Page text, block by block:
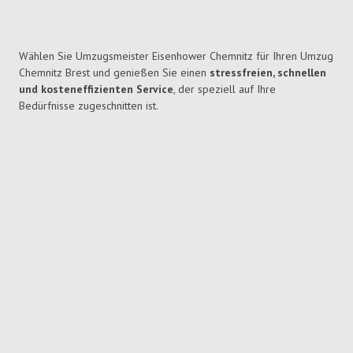
Wählen Sie Umzugsmeister Eisenhower Chemnitz für Ihren Umzug
Chemnitz Brest und genießen Sie einen stressfreien, schnellen
und kosteneffizienten Service, der speziell auf Ihre
Bedürfnisse zugeschnitten ist.